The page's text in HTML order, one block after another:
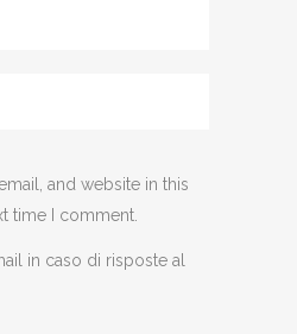
and website in this
time I comment.
in caso di risposte al